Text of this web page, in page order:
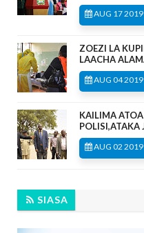
AUG 17 2019
ZOEZI LA
LAACHA
AUG 04 2019
KAILIMA
POLISI,ATAKA
AUG 02 2019
SIASA